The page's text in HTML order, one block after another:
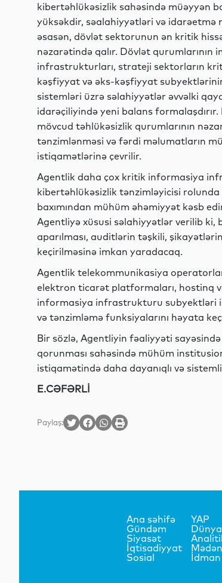
kibertəhlükəsizlik sahəsində müəyyən
yüksəkdir, səalahiyyətləri və
əsasən, dövlət sektorunun ən kritik
nəzarətində qalır. Dövlət
infrastrukturları, strateji sektorların
kəşfiyyat və əks-kəşfiyyat
sistemləri üzrə səlahiyyətlər əvvəlki
idarəçiliyində yeni balans
mövcud təhlükəsizlik qurumlarının
tənzimlənməsi və fərdi məlumatların
istiqamətlərinə çevrilir.
Agentlik daha çox kritik informasiya
kibertəhlükəsizlik tənzimləyicisi rolunda
baxımından mühüm əhəmiyyət kəsb
Agentliyə xüsusi səlahiyyətlər verilib ki,
aparılması, auditlərin təşkili,
keçirilməsinə imkan yaradacaq.
Agentlik telekommunikasiya
elektron ticarət platformaları, hostinq
informasiya infrastrukturu subyektləri
və tənzimləmə funksiyalarını həyata
Bir sözlə, Agentliyin fəaliyyəti
qorunması sahəsində mühüm
istiqamətində daha dayanıqlı və
E.CƏFƏRLİ
Paylaş:
Ana səhifə
Gündəm
Siyasət
İqtisadiyyat
Sosial
YAP
Dünya
İdman